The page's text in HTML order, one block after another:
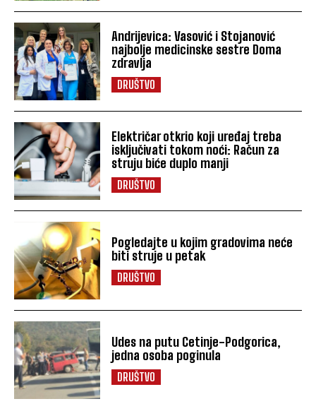
Andrijevica: Vasović i Stojanović
najbolje medicinske sestre Doma
zdravlja
DRUŠTVO
Električar otkrio koji uređaj treba
isključivati tokom noći: Račun za
struju biće duplo manji
DRUŠTVO
Pogledajte u kojim gradovima neće
biti struje u petak
DRUŠTVO
Udes na putu Cetinje-Podgorica,
jedna osoba poginula
DRUŠTVO